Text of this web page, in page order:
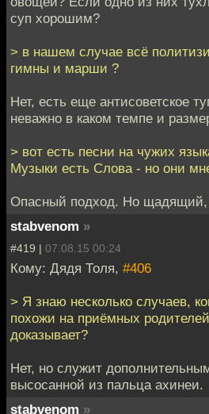
суп хорошим?
> в нашем случае всё
гимны и марши ?
Нет, есть еще антисоветское
неважно в каком темпе и
> вот есть песни на чужих
Музыки есть Слова - но они
Опасный подход. Но щадящий,
stabvenom »
#419 | 07.08.15 00:24
Кому: Дядя Толя, #406
> Я знаю несколько случаев,
похожи на приёмных
доказывает?
Нет, но служит
высосанной из пальца ахинеи.
stabvenom »